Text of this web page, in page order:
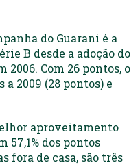
do Guarani é a
B desde a adoção do
2006. Com 26 pontos, o
2009 (28 pontos) e
aproveitamento
57,1% dos pontos
fora de casa, são três